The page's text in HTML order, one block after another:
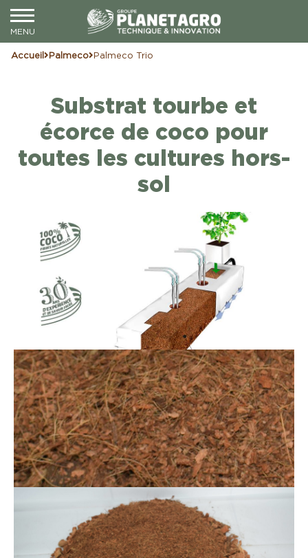
Accueil Palmeco Palmeco Trio
Substrat tourbe et
écorce de coco pour
toutes les cultures hors-
sol